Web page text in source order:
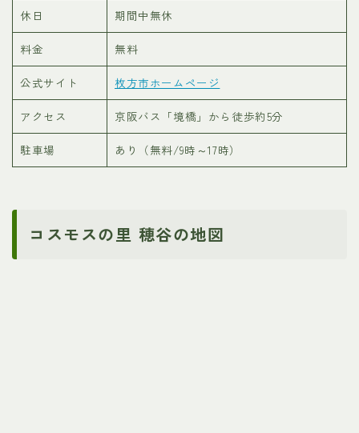
休日 期間中無休
料金 無料
公式サイト 枚方市ホームページ
アクセス 京阪バス「境橋」から徒歩約5分
駐車場 あり（無料/9時～17時）
コスモスの里 穂谷の地図